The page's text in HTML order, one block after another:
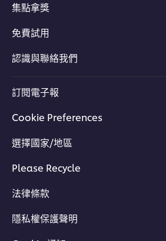
集點拿獎
免費試用
認識與聯絡我們
訂閱電子報
Cookie Preferences
選擇國家/地區
Please Recycle
法律條款
隱私權保護聲明